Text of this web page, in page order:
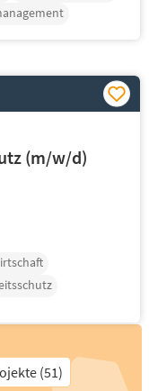
(m/w/d)
(51)